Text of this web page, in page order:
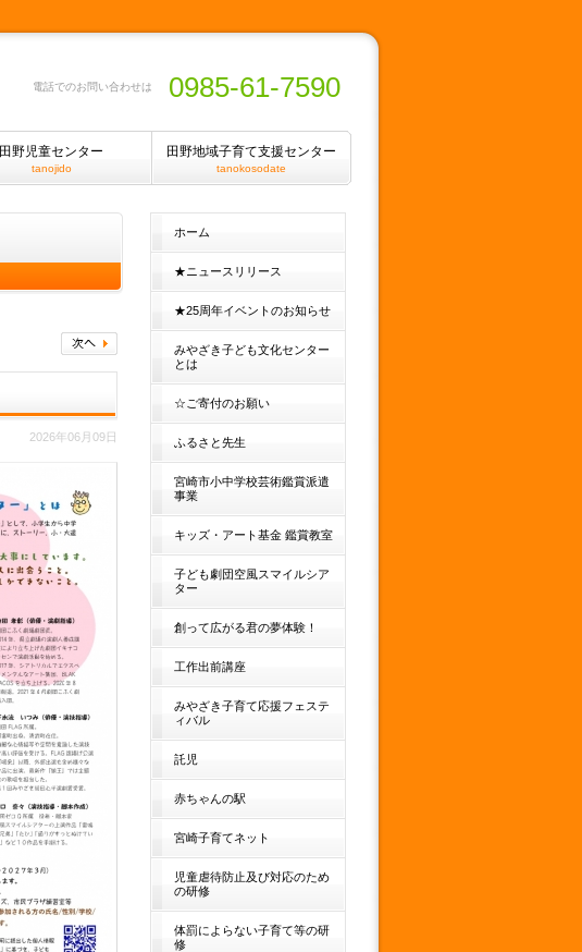
電話でのお問い合わせは 0985-61-7590
田野児童センター
tanojido
田野地域子育て支援センター
tanokosodate
2026年06月09日
ホーム
★ニュースリリース
★25周年イベントのお知らせ
みやざき子ども文化センター
とは
☆ご寄付のお願い
ふるさと先生
宮崎市小中学校芸術鑑賞派遣
事業
キッズ・アート基金 鑑賞教室
子ども劇団空風スマイルシア
ター
創って広がる君の夢体験！
工作出前講座
みやざき子育て応援フェステ
ィバル
託児
赤ちゃんの駅
宮崎子育てネット
児童虐待防止及び対応のため
の研修
体罰によらない子育て等の研
修